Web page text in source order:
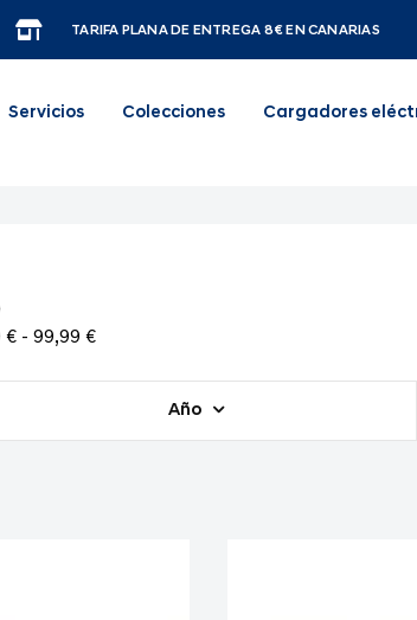
TARIFA PLANA DE ENTREGA 8€ EN CANARIAS
Servicios Colecciones Cargadores
€ - 99,99 €
Año